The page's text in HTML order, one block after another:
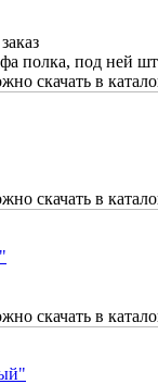
полка, под ней
скачать в
скачать в
скачать в